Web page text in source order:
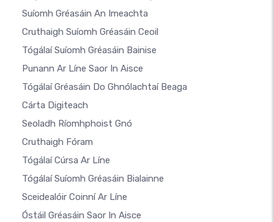
Suíomh Gréasáin An Imeachta
Cruthaigh Suíomh Gréasáin Ceoil
Tógálaí Suíomh Gréasáin Bainise
Punann Ar Líne Saor In Aisce
Tógálaí Gréasáin Do Ghnólachtaí Beaga
Cárta Digiteach
Seoladh Ríomhphoist Gnó
Cruthaigh Fóram
Tógálaí Cúrsa Ar Líne
Tógálaí Suíomh Gréasáin Bialainne
Sceidealóir Coinní Ar Líne
Óstáil Gréasáin Saor In Aisce